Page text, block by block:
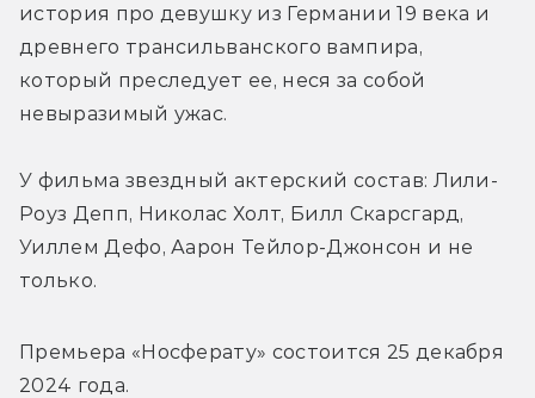
история про девушку из Германии 19 века и
древнего трансильванского вампира,
который преследует ее, неся за собой
невыразимый ужас.
У фильма звездный актерский состав: Лили-
Роуз Депп, Николас Холт, Билл Скарсгард,
Уиллем Дефо, Аарон Тейлор-Джонсон и не
только.
Премьера «Носферату» состоится 25 декабря
2024 года.